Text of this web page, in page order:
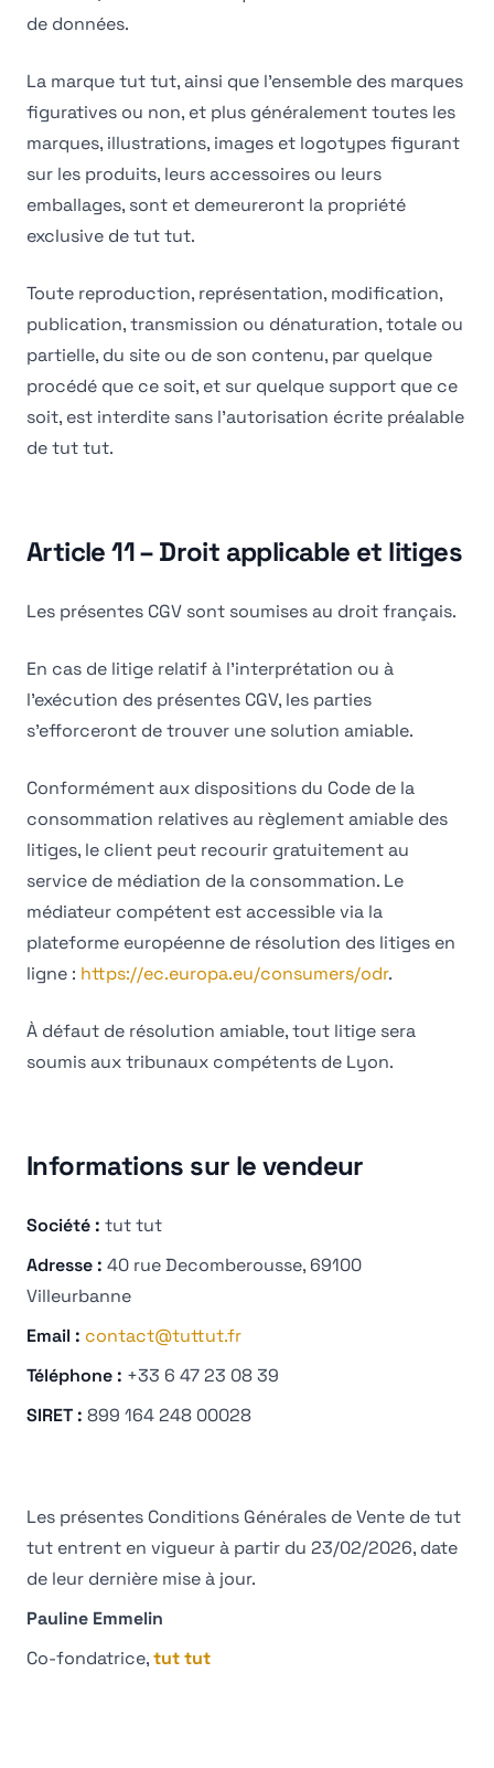
de données.
La marque tut tut, ainsi que l'ensemble des marques
figuratives ou non, et plus généralement toutes les
marques, illustrations, images et logotypes figurant
sur les produits, leurs accessoires ou leurs
emballages, sont et demeureront la propriété
exclusive de tut tut.
Toute reproduction, représentation, modification,
publication, transmission ou dénaturation, totale ou
partielle, du site ou de son contenu, par quelque
procédé que ce soit, et sur quelque support que ce
soit, est interdite sans l'autorisation écrite préalable
de tut tut.
Article 11 – Droit applicable et litiges
Les présentes CGV sont soumises au droit français.
En cas de litige relatif à l'interprétation ou à
l'exécution des présentes CGV, les parties
s'efforceront de trouver une solution amiable.
Conformément aux dispositions du Code de la
consommation relatives au règlement amiable des
litiges, le client peut recourir gratuitement au
service de médiation de la consommation. Le
médiateur compétent est accessible via la
plateforme européenne de résolution des litiges en
ligne : https://ec.europa.eu/consumers/odr.
À défaut de résolution amiable, tout litige sera
soumis aux tribunaux compétents de Lyon.
Informations sur le vendeur
Société : tut tut
Adresse : 40 rue Decomberousse, 69100
Villeurbanne
Email : contact@tuttut.fr
Téléphone : +33 6 47 23 08 39
SIRET : 899 164 248 00028
Les présentes Conditions Générales de Vente de tut
tut entrent en vigueur à partir du 23/02/2026, date
de leur dernière mise à jour.
Pauline Emmelin
Co-fondatrice,tut tut